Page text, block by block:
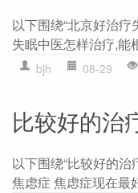
以下围绕“北京好治
失眠中医怎样治疗,能
bjh 08-29
比较好的治
以下围绕“比较好的
焦虑症 焦虑症现在最